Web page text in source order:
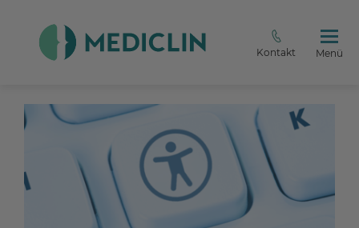
Kontakt Menü